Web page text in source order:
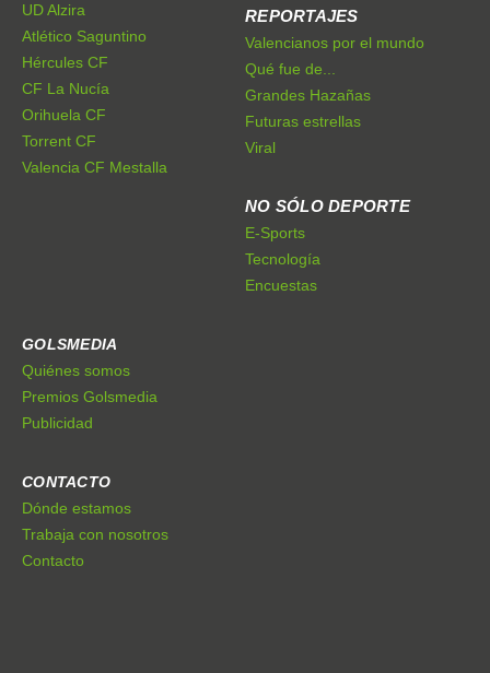
UD Alzira
Atlético Saguntino
Hércules CF
CF La Nucía
Orihuela CF
Torrent CF
Valencia CF Mestalla
REPORTAJES
Valencianos por el mundo
Qué fue de...
Grandes Hazañas
Futuras estrellas
Viral
NO SÓLO DEPORTE
E-Sports
Tecnología
Encuestas
GOLSMEDIA
Quiénes somos
Premios Golsmedia
Publicidad
CONTACTO
Dónde estamos
Trabaja con nosotros
Contacto